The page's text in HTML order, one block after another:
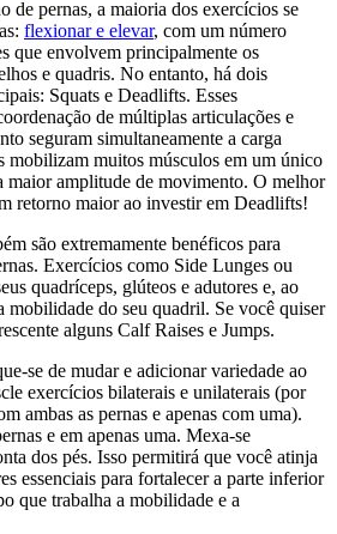
de pernas, a maioria dos exercícios se
flexionar e elevar, com um número
que envolvem principalmente os
e quadris. No entanto, há dois
Squats e Deadlifts. Esses
de múltiplas articulações e
seguram simultaneamente a carga
mobilizam muitos músculos em um único
maior amplitude de movimento. O melhor
retorno maior ao investir em Deadlifts!
são extremamente benéficos para
Exercícios como Side Lunges ou
quadríceps, glúteos e adutores e, ao
mobilidade do seu quadril. Se você quiser
alguns Calf Raises e Jumps.
se de mudar e adicionar variedade ao
exercícios bilaterais e unilaterais (por
ambas as pernas e apenas com uma).
e em apenas uma. Mexa-se
dos pés. Isso permitirá que você atinja
essenciais para fortalecer a parte inferior
que trabalha a mobilidade e a